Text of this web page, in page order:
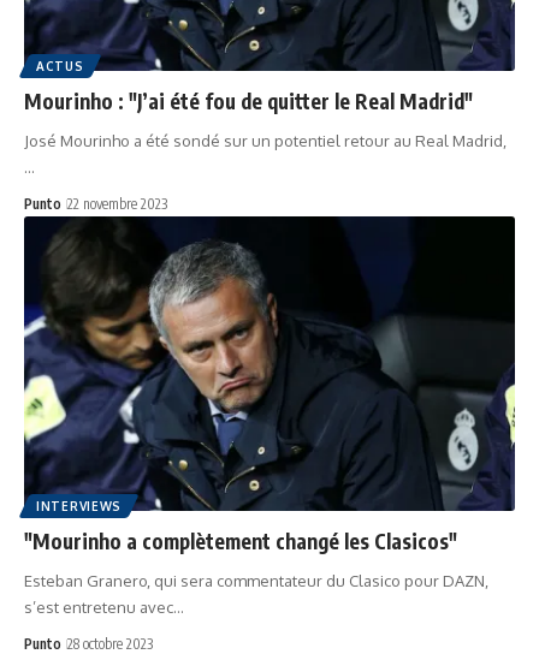
ACTUS
Mourinho : "J’ai été fou de quitter le Real Madrid"
José Mourinho a été sondé sur un potentiel retour au Real Madrid,
…
Punto 22 novembre 2023
INTERVIEWS
"Mourinho a complètement changé les Clasicos"
Esteban Granero, qui sera commentateur du Clasico pour DAZN,
s’est entretenu avec…
Punto 28 octobre 2023